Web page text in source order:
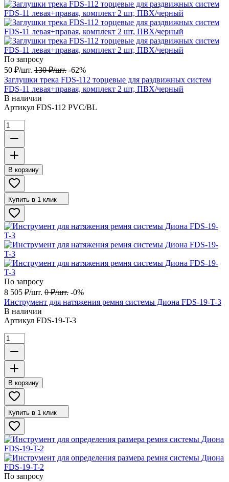
По запросу
50 ₽/шт. 130 ₽/шт. -62%
Заглушки трека FDS-112 торцевые для раздвижных систем
FDS-11 левая+правая, комплект 2 шт, ПВХ/черный
В наличии
Артикул FDS-112 PVC/BL
В корзину
Купить в 1 клик
По запросу
8 505 ₽/шт. 0 ₽/шт. -0%
Инструмент для натяжения ремня системы Диона FDS-19-T-3
В наличии
Артикул FDS-19-T-3
В корзину
Купить в 1 клик
По запросу